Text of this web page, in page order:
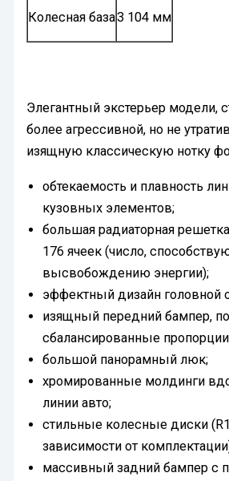
Колесная база3 104 мм
Элегантный экстерьер модели,
более агрессивной, но не
изящную классическую нотку
обтекаемость и плавность
кузовных элементов;
большая радиаторная
176 ячеек (число,
высвобождению энергии);
эффектный дизайн головной
изящный передний бампер,
сбалансированные
большой панорамный люк;
хромированные молдинги
линии авто;
стильные колесные диски
зависимости от
массивный задний бампер с